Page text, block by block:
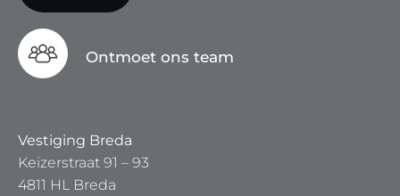
Ontmoet ons team
Vestiging Breda
Keizerstraat 91 – 93
4811 HL Breda